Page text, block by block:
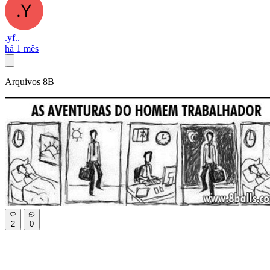
.yf..
há 1 mês
Arquivos 8B
2 0